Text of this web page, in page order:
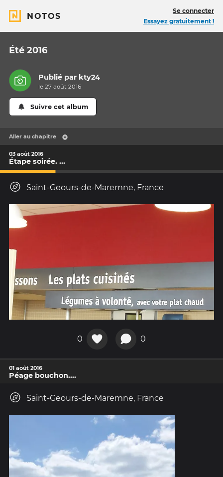
NOTOS
Se connecter
Essayez gratuitement !
Été 2016
Publié par kty24
le 27 août 2016
Suivre cet album
Aller au chapitre
03 août 2016
Étape soirée. ...
Saint-Geours-de-Maremne, France
0 0
01 août 2016
Péage bouchon....
Saint-Geours-de-Maremne, France